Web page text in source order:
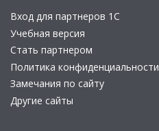
Вход для партнеров 1С
Учебная версия
Стать партнером
Политика конфиденциальности
Замечания по сайту
Другие сайты